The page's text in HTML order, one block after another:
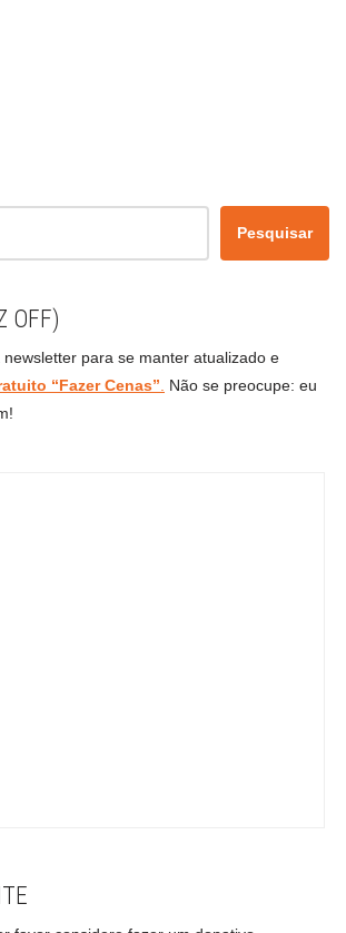
Pesquisar
OFF)
para se manter atualizado e
“Fazer Cenas”
Não se preocupe: eu